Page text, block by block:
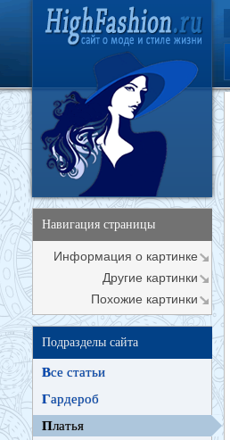
Навигация страницы
Информация о картинке
Другие картинки
Похожие картинки
Подразделы сайта
Все статьи
Гардероб
Платья